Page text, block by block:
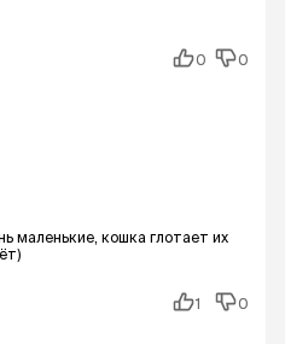
0
0
маленькие, кошка глотает их
1 0